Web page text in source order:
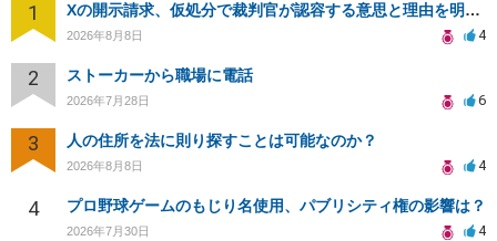
1 Xの開示請求、仮処分で裁判官が認容する意思と理由を明確化しても、相手側は争って引き延ばしますか
2026年8月8日 4
2 ストーカーから職場に電話
2026年7月28日 6
3 人の住所を法に則り探すことは可能なのか？
2026年8月8日 4
4 プロ野球ゲームのもじり名使用、パブリシティ権の影響は？
2026年7月30日 4